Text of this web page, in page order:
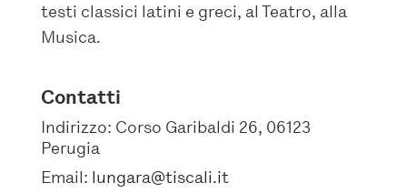
testi classici latini e greci, al Teatro, alla
Musica.
Contatti
Indirizzo: Corso Garibaldi 26, 06123
Perugia
Email: lungara@tiscali.it